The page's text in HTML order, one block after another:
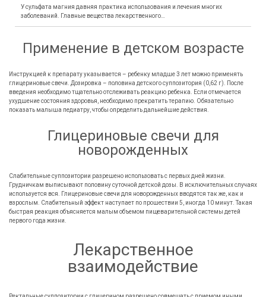
У сульфата магния давняя практика использования и лечения многих
заболеваний. Главные вещества лекарственного…
Применение в детском возрасте
Инструкцией к препарату указывается – ребенку младше 3 лет можно применять
глицериновые свечи. Дозировка – половина детского суппозитория (0,62 г). После
введения необходимо тщательно отслеживать реакцию ребенка. Если отмечается
ухудшение состояния здоровья, необходимо прекратить терапию. Обязательно
показать малыша педиатру, чтобы определить дальнейшие действия.
Глицериновые свечи для
новорожденных
Слабительные суппозитории разрешено использовать с первых дней жизни.
Грудничкам выписывают половину суточной детской дозы. В исключительных случаях
используется вся. Глицериновые свечи для новорожденных вводятся так же, как и
взрослым. Слабительный эффект наступает по прошествии 5, иногда 10 минут. Такая
быстрая реакция объясняется малым объемом пищеварительной системы детей
первого года жизни.
Лекарственное
взаимодействие